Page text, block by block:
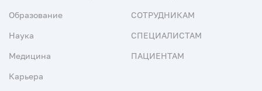
Образование
Наука
Медицина
Карьера
СОТРУДНИКАМ
СПЕЦИАЛИСТАМ
ПАЦИЕНТАМ